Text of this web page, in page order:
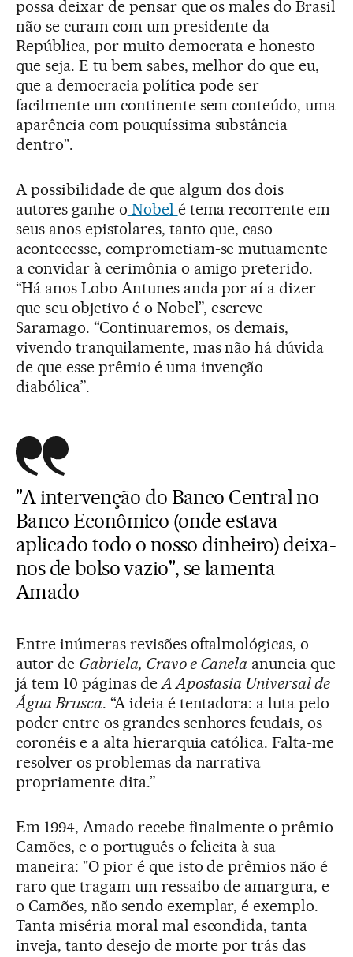
possa deixar de pensar que os males do Brasil
não se curam com um presidente da
República, por muito democrata e honesto
que seja. E tu bem sabes, melhor do que eu,
que a democracia política pode ser
facilmente um continente sem conteúdo, uma
aparência com pouquíssima substância
dentro".
A possibilidade de que algum dos dois
autores ganhe o Nobel é tema recorrente em
seus anos epistolares, tanto que, caso
acontecesse, comprometiam-se mutuamente
a convidar à cerimônia o amigo preterido.
“Há anos Lobo Antunes anda por aí a dizer
que seu objetivo é o Nobel”, escreve
Saramago. “Continuaremos, os demais,
vivendo tranquilamente, mas não há dúvida
de que esse prêmio é uma invenção
diabólica”.
"A intervenção do Banco Central no
Banco Econômico (onde estava
aplicado todo o nosso dinheiro) deixa-
nos de bolso vazio", se lamenta
Amado
Entre inúmeras revisões oftalmológicas, o
autor de Gabriela, Cravo e Canela anuncia que
já tem 10 páginas de A Apostasia Universal de
Água Brusca. “A ideia é tentadora: a luta pelo
poder entre os grandes senhores feudais, os
coronéis e a alta hierarquia católica. Falta-me
resolver os problemas da narrativa
propriamente dita.”
Em 1994, Amado recebe finalmente o prêmio
Camões, e o português o felicita à sua
maneira: "O pior é que isto de prêmios não é
raro que tragam um ressaibo de amargura, e
o Camões, não sendo exemplar, é exemplo.
Tanta miséria moral mal escondida, tanta
inveja, tanto desejo de morte por trás das